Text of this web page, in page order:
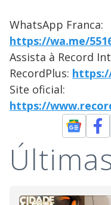
WhatsApp Franca:
https://wa.me/
Assista à Record
RecordPlus:
Site oficial:
https://